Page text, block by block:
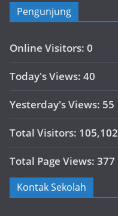
Pengunjung
Online Visitors: 0
Today's Views: 40
Yesterday's Views: 55
Total Visitors: 105,102
Total Page Views: 377
Kontak Sekolah